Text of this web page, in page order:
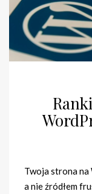
Twoja strona na
a nie źródłem